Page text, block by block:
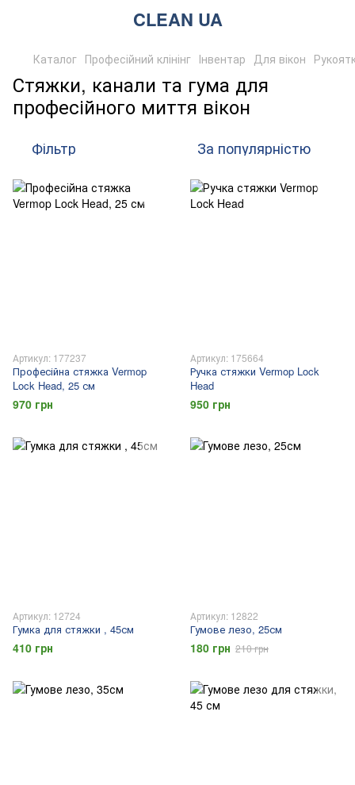
CLEAN UA
Каталог Професійний клінінг Інвентар Для вікон
Стяжки, канали та гума для
професійного миття вікон
Фільтр За популярністю
Артикул: 177237
Професійна стяжка Vermop
Lock Head, 25 см
970 грн
Артикул: 175664
Ручка стяжки Vermop Lock
Head
950 грн
Артикул: 12724
Гумка для стяжки , 45см
410 грн
Артикул: 12822
Гумове лезо, 25см
180 грн 210 грн